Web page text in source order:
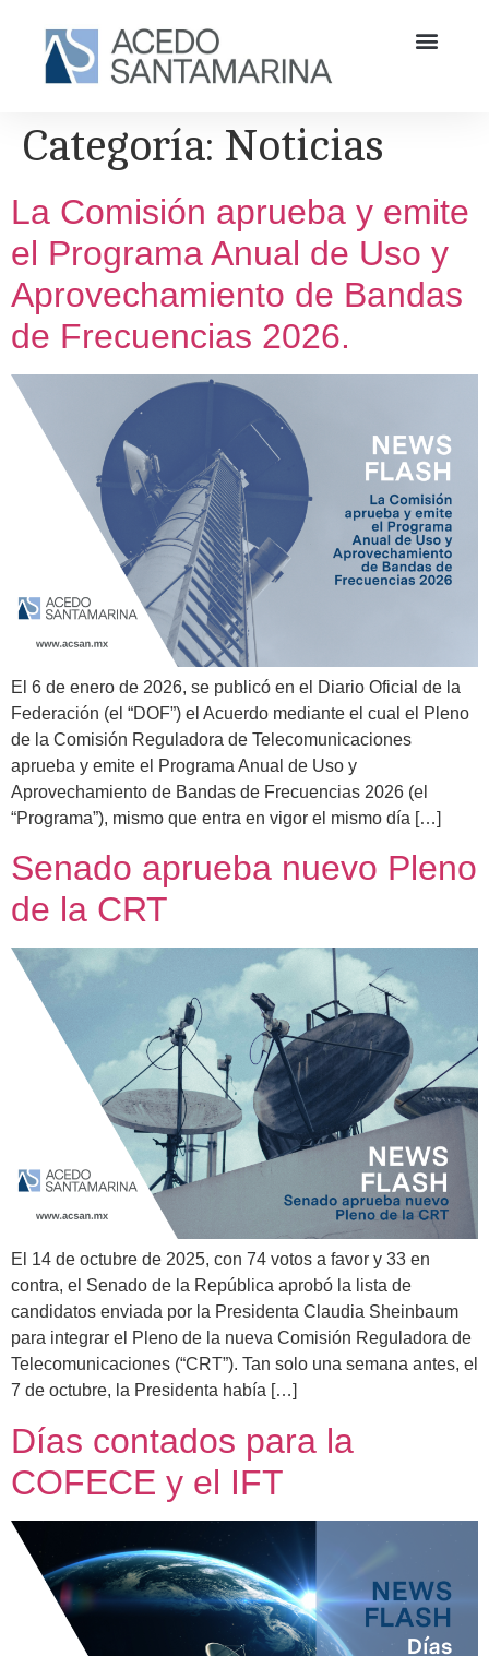
Categoría: Noticias
La Comisión aprueba y emite
el Programa Anual de Uso y
Aprovechamiento de Bandas
de Frecuencias 2026.
El 6 de enero de 2026, se publicó en el Diario Oficial de la
Federación (el “DOF”) el Acuerdo mediante el cual el Pleno
de la Comisión Reguladora de Telecomunicaciones
aprueba y emite el Programa Anual de Uso y
Aprovechamiento de Bandas de Frecuencias 2026 (el
“Programa”), mismo que entra en vigor el mismo día […]
Senado aprueba nuevo Pleno
de la CRT
El 14 de octubre de 2025, con 74 votos a favor y 33 en
contra, el Senado de la República aprobó la lista de
candidatos enviada por la Presidenta Claudia Sheinbaum
para integrar el Pleno de la nueva Comisión Reguladora de
Telecomunicaciones (“CRT”). Tan solo una semana antes, el
7 de octubre, la Presidenta había […]
Días contados para la
COFECE y el IFT